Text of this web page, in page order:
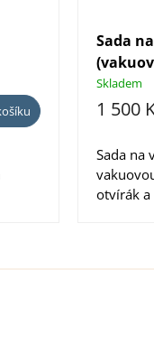
Sada
areátor)
Skladem
1 500
Sada na
otvírák a